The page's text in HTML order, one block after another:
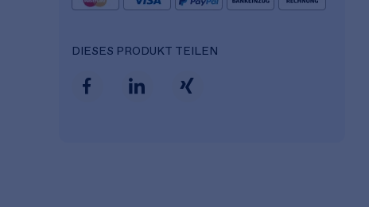
DIESES PRODUKT TEILEN